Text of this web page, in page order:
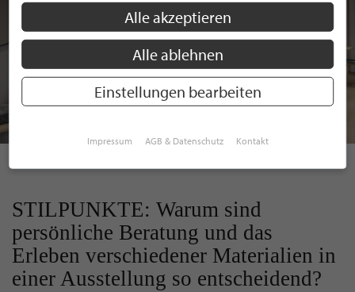
STILPUNKTE: Warum sind
persönliche Beratung und das
Erleben verschiedener Materialien in
einer Ausstellung so entscheidend?
Alle akzeptieren
Alle ablehnen
Einstellungen bearbeiten
Impressum AGB & Datenschutz Kontakt